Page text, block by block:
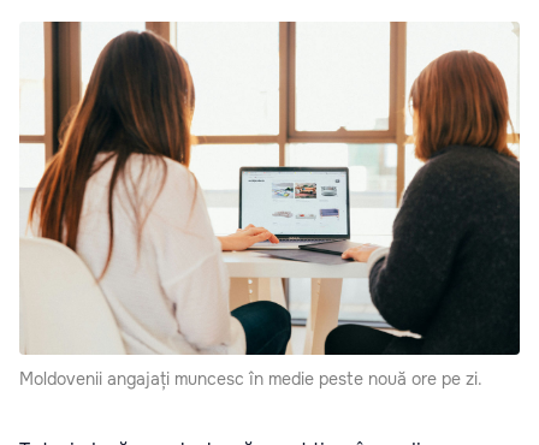
Moldovenii angajați muncesc în medie peste nouă ore pe zi.